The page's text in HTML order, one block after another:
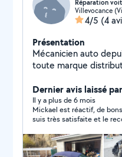
Réparation
Villevocance
4/5 (4
Présentation
Mécanicien auto
toute marque
intérieur complet
Dernier avis laissé
Il y a plus de 6 mois
Mickael est réactif, de
suis très satisfaite et le